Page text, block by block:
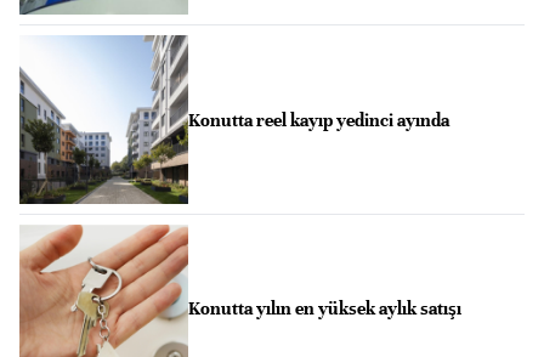
Konutta reel kayıp yedinci ayında
Konutta yılın en yüksek aylık satışı